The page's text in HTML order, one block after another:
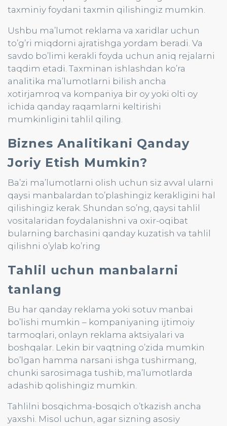
taxminiy foydani taxmin qilishingiz mumkin.
Ushbu ma’lumot reklama va xaridlar uchun
to’g’ri miqdorni ajratishga yordam beradi. Va
savdo bo’limi kerakli foyda uchun aniq rejalarni
taqdim etadi. Taxminan ishlashdan ko’ra
analitika ma’lumotlarni bilish ancha
xotirjamroq va kompaniya bir oy yoki olti oy
ichida qanday raqamlarni keltirishi
mumkinligini tahlil qiling.
Biznes Analitikani Qanday
Joriy Etish Mumkin?
Ba’zi ma’lumotlarni olish uchun siz avval ularni
qaysi manbalardan to’plashingiz kerakligini hal
qilishingiz kerak. Shundan so’ng, qaysi tahlil
vositalaridan foydalanishni va oxir-oqibat
bularning barchasini qanday kuzatish va tahlil
qilishni o’ylab ko’ring
Tahlil uchun manbalarni
tanlang
Bu har qanday reklama yoki sotuv manbai
bo’lishi mumkin – kompaniyaning ijtimoiy
tarmoqlari, onlayn reklama aktsiyalari va
boshqalar. Lekin bir vaqtning o’zida mumkin
bo’lgan hamma narsani ishga tushirmang,
chunki sarosimaga tushib, ma’lumotlarda
adashib qolishingiz mumkin.
Tahlilni bosqichma-bosqich o’tkazish ancha
yaxshi. Misol uchun, agar sizning asosiy